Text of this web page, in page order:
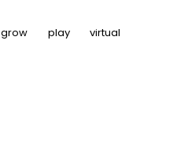
grow play virtual